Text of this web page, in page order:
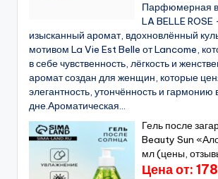
Парфюмерная
LA BELLE ROSE
изысканный аромат, вдохновлённый
мотивом La Vie Est Belle от Lancome,
в себе чувственность, лёгкость и
аромат создан для женщин, которые
элегантность, утончённость и гармонию
дне.Ароматическая...
Гель после
Beauty Sun
мл (цены,
Цена от: